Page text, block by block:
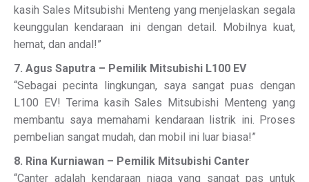
kasih Sales Mitsubishi Menteng yang menjelaskan segala
keunggulan kendaraan ini dengan detail. Mobilnya kuat,
hemat, dan andal!”
7. Agus Saputra – Pemilik Mitsubishi L100 EV
“Sebagai pecinta lingkungan, saya sangat puas dengan
L100 EV! Terima kasih Sales Mitsubishi Menteng yang
membantu saya memahami kendaraan listrik ini. Proses
pembelian sangat mudah, dan mobil ini luar biasa!”
8. Rina Kurniawan – Pemilik Mitsubishi Canter
“Canter adalah kendaraan niaga yang sangat pas untuk